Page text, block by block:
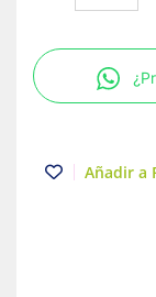
en
Muro
Luz
Negro
Añadir a